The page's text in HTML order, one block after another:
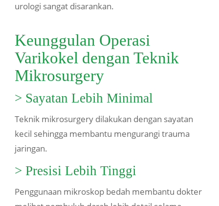
urologi sangat disarankan.
Keunggulan Operasi
Varikokel dengan Teknik
Mikrosurgery
> Sayatan Lebih Minimal
Teknik mikrosurgery dilakukan dengan sayatan
kecil sehingga membantu mengurangi trauma
jaringan.
> Presisi Lebih Tinggi
Penggunaan mikroskop bedah membantu dokter